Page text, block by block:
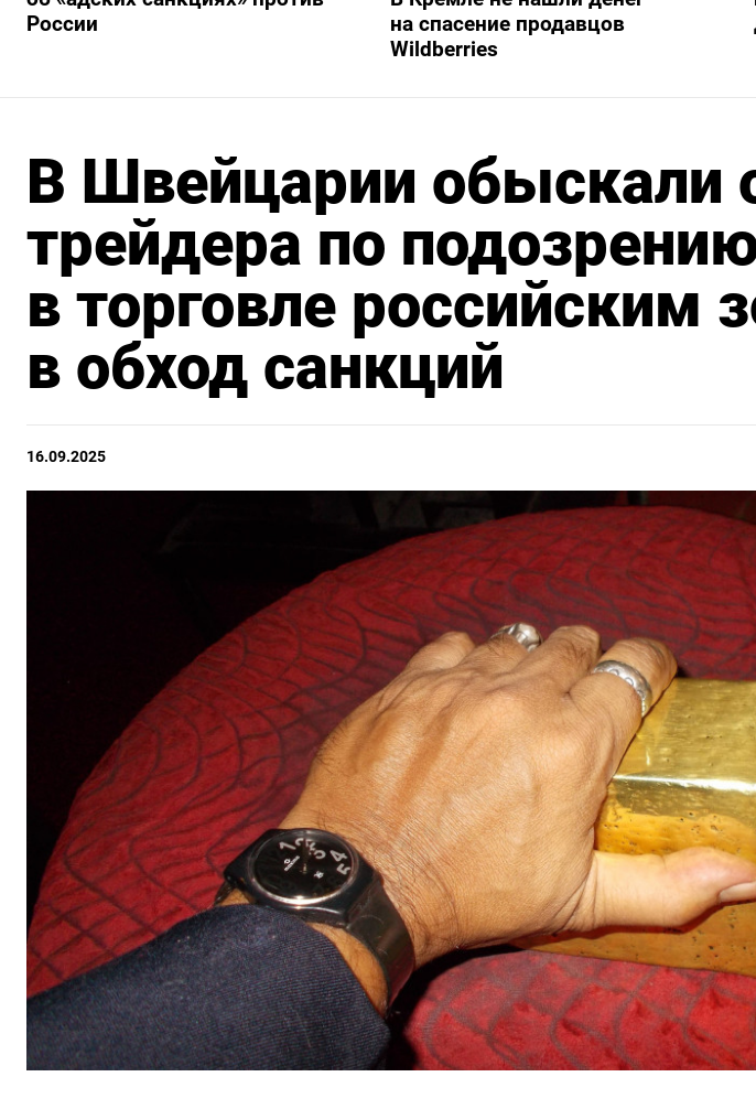
России
на спасение продавцов
Wildberries
В Швейцарии обыскали
трейдера по
в торговле российским
в обход санкций
16.09.2025